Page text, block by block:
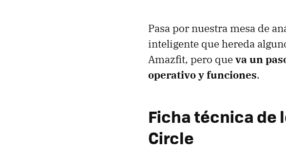
Pasa por nuestra mesa de
inteligente que hereda
Amazfit, pero queva un
operativo y funciones.
Ficha técnica de
Circle